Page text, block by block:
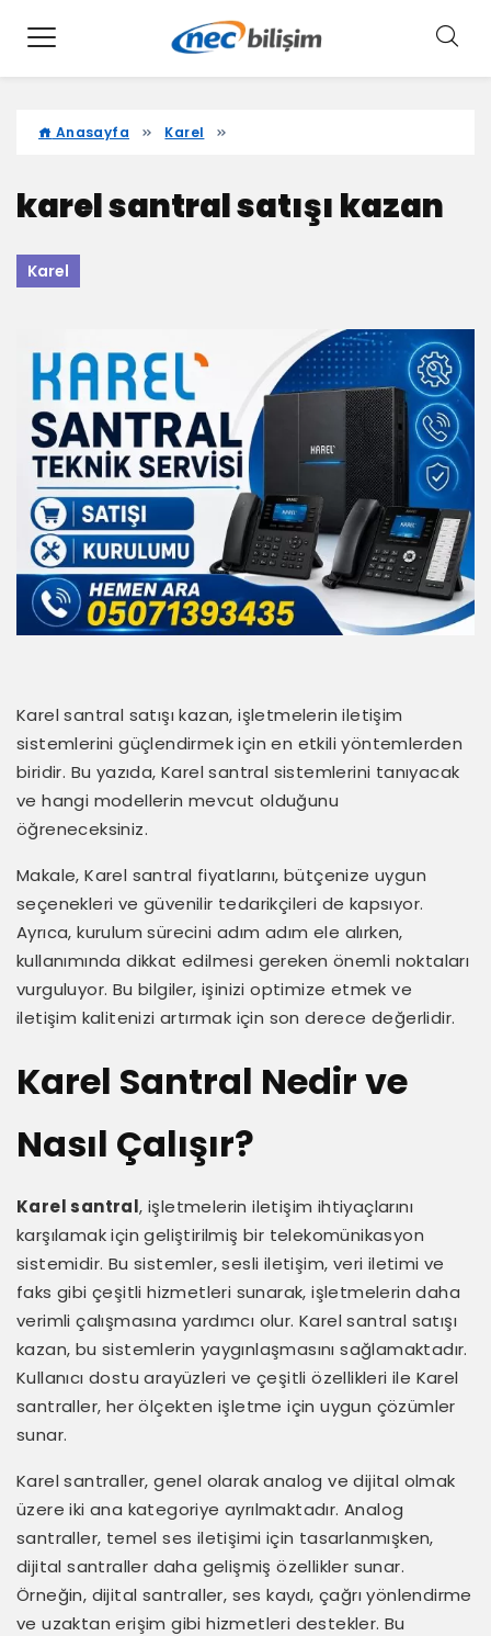
Anasayfa Karel
karel santral satışı kazan
Karel
Karel santral satışı kazan, işletmelerin iletişim
sistemlerini güçlendirmek için en etkili yöntemlerden
biridir. Bu yazıda, Karel santral sistemlerini tanıyacak
ve hangi modellerin mevcut olduğunu
öğreneceksiniz.
Makale, Karel santral fiyatlarını, bütçenize uygun
seçenekleri ve güvenilir tedarikçileri de kapsıyor.
Ayrıca, kurulum sürecini adım adım ele alırken,
kullanımında dikkat edilmesi gereken önemli noktaları
vurguluyor. Bu bilgiler, işinizi optimize etmek ve
iletişim kalitenizi artırmak için son derece değerlidir.
Karel Santral Nedir ve
Nasıl Çalışır?
Karel santral, işletmelerin iletişim ihtiyaçlarını
karşılamak için geliştirilmiş bir telekomünikasyon
sistemidir. Bu sistemler, sesli iletişim, veri iletimi ve
faks gibi çeşitli hizmetleri sunarak, işletmelerin daha
verimli çalışmasına yardımcı olur. Karel santral satışı
kazan, bu sistemlerin yaygınlaşmasını sağlamaktadır.
Kullanıcı dostu arayüzleri ve çeşitli özellikleri ile Karel
santraller, her ölçekten işletme için uygun çözümler
sunar.
Karel santraller, genel olarak analog ve dijital olmak
üzere iki ana kategoriye ayrılmaktadır. Analog
santraller, temel ses iletişimi için tasarlanmışken,
dijital santraller daha gelişmiş özellikler sunar.
Örneğin, dijital santraller, ses kaydı, çağrı yönlendirme
ve uzaktan erişim gibi hizmetleri destekler. Bu